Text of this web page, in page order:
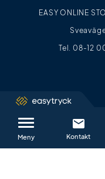
EASY ONLINE
Tel. 08-12
Meny
email